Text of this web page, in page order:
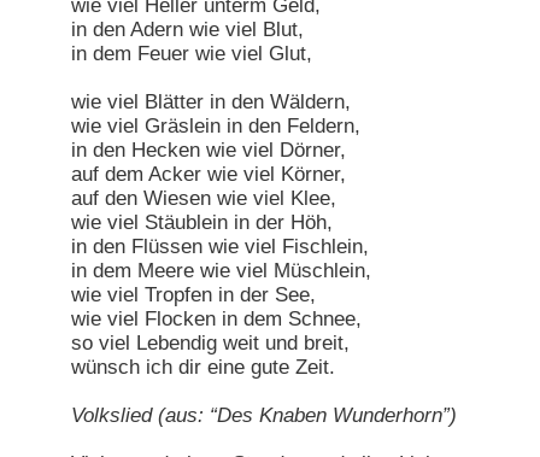
wie viel Heller unterm Geld,
in den Adern wie viel Blut,
in dem Feuer wie viel Glut,
wie viel Blätter in den Wäldern,
wie viel Gräslein in den Feldern,
in den Hecken wie viel Dörner,
auf dem Acker wie viel Körner,
auf den Wiesen wie viel Klee,
wie viel Stäublein in der Höh,
in den Flüssen wie viel Fischlein,
in dem Meere wie viel Müschlein,
wie viel Tropfen in der See,
wie viel Flocken in dem Schnee,
so viel Lebendig weit und breit,
wünsch ich dir eine gute Zeit.
Volkslied (aus: “Des Knaben Wunderhorn”)